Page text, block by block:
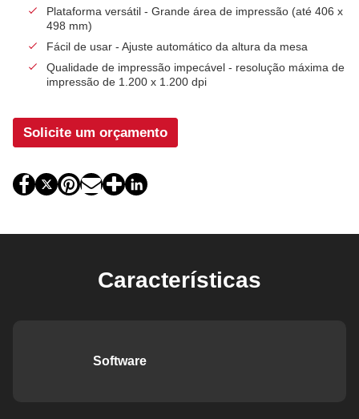
Plataforma versátil - Grande área de impressão (até 406 x
498 mm)
Fácil de usar - Ajuste automático da altura da mesa
Qualidade de impressão impecável - resolução máxima de
impressão de 1.200 x 1.200 dpi
Solicite um orçamento
Características
Software